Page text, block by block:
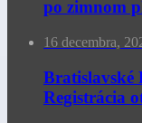
po zimnom
16 decembra,
Bratislavské
Registrácia